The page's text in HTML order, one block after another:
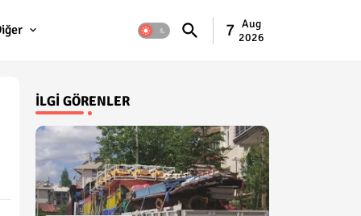
7 Aug
2026
İLGI GÖRENLER